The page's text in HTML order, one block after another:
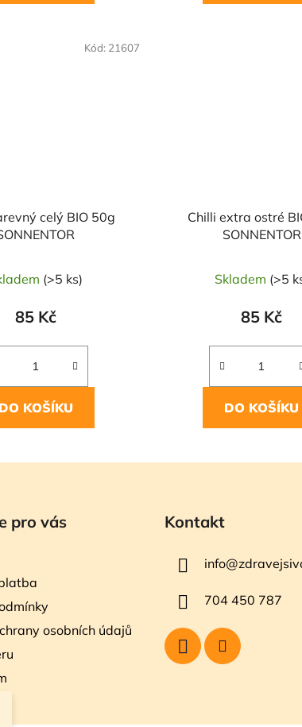
celý BIO 50g
(>5 ks)
85 Kč
DO KOŠÍKU
Kód: 21607
Chilli extra ostré
SONNENTOR
Skladem (>5
85 Kč
DO KOŠÍKU
pro vás
osobních údajů
Kontakt
info@
704 450 787